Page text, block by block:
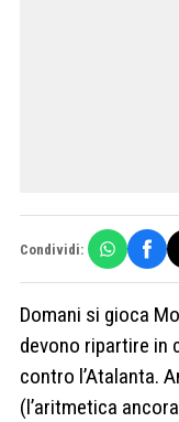
Condividi:
Domani si gioca
devono ripartire in
contro l’Atalanta.
(l’aritmetica